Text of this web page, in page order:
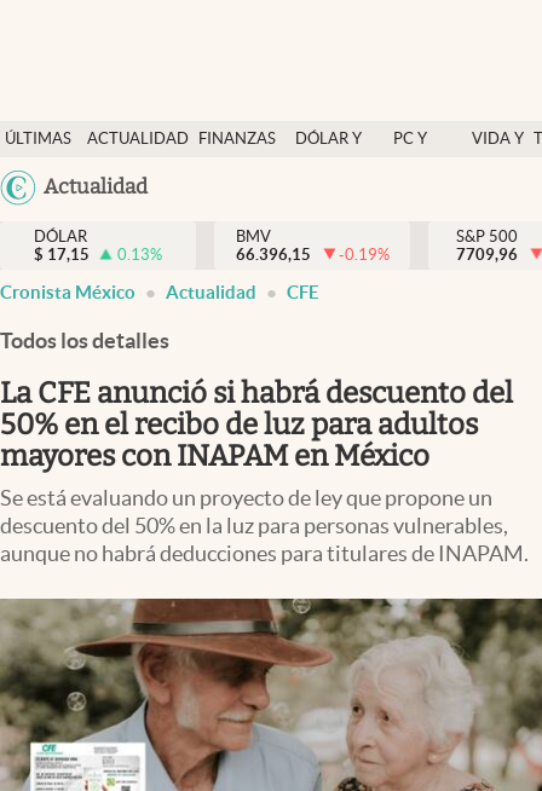
ÚLTIMAS
NOTICIAS
ACTUALIDAD
FINANZAS
DÓLAR Y
PC Y
VIDA Y
México
Actualidad
Actualidad
Finanzas y economía
Dólar y mercados
Pc y celular
Vida y estilo
Tv
Clima
Espiritualidad
Mediakit
abre en nueva pestaña
México
DÓLAR
$ 17,15 0.13%
BMV
66.396,15
-0.19%
S&P 500
7709,96
Cronista México Actualidad CFE
Todos los detalles
La CFE anunció si habrá descuento del
50% en el recibo de luz para adultos
mayores con INAPAM en México
Se está evaluando un proyecto de ley que propone un
descuento del 50% en la luz para personas vulnerables,
aunque no habrá deducciones para titulares de INAPAM.